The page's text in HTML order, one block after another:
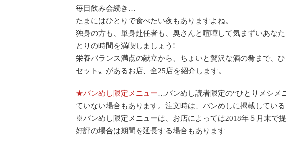
毎日飲み会続き…
たまにはひとりで食べたい夜もありますよね。
独身の方も、単身赴任者も、奥さんと喧嘩して気まずいあな
とりの時間を満喫しましょう!
栄養バランス満点の献立から、ちょいと贅沢な酒の肴まで、
セット〟があるお店、全25店を紹介します。
★バンめし限定メニュー…バンめし読者限定の“ひとりメシメ
ていない場合もあります。注文時は、バンめしに掲載している
※バンめし限定メニューは、お店によっては2018年５月末で
好評の場合は期間を延長する場合もあります